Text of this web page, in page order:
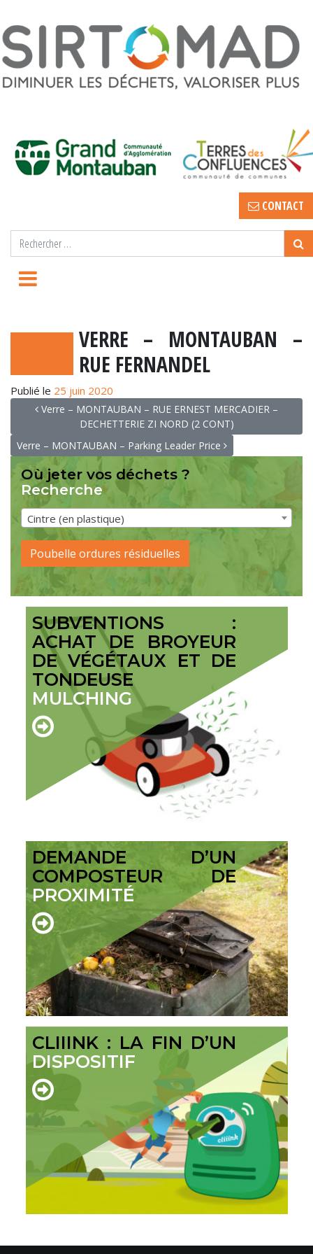
CONTACT
VERRE – MONTAUBAN –
RUE FERNANDEL
Publié le 25 juin 2020
NAVIGATION
Verre – MONTAUBAN – RUE ERNEST MERCADIER –
DECHETTERIE ZI NORD (2 CONT)
Verre – MONTAUBAN – Parking Leader Price
Où jeter vos déchets ?
Recherche
Cintre (en plastique)
Poubelle ordures résiduelles
SUBVENTIONS :
ACHAT DE BROYEUR
DE VÉGÉTAUX ET DE
TONDEUSE
MULCHING
DEMANDE D’UN
COMPOSTEUR DE
PROXIMITÉ
CLIIINK : LA FIN D’UN
DISPOSITIF